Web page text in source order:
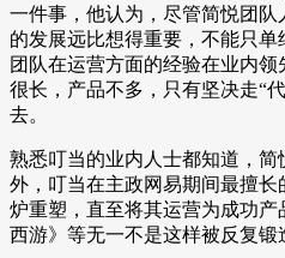
一件事，他认为，尽管简悦团队
的发展远比想得重要，不能只
团队在运营方面的经验在业内
很长，产品不多，只有坚决走“
去。
熟悉叮当的业内人士都知道，
外，叮当在主政网易期间最擅
炉重塑，直至将其运营为成功
西游》等无一不是这样被反复锻